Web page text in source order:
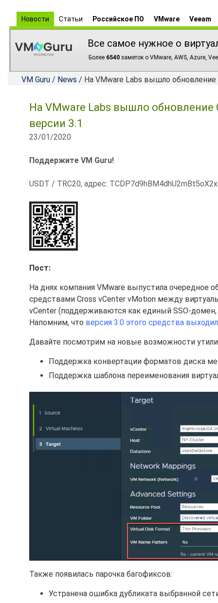
Новости Статьи Российское ПО VMware Veeam
Все самое нужное о
Более 6540 заметок о VMware, AWS, Azure,
VM Guru / News / На VMware Labs вышло обновление
На VMware Labs вышло обновление
версии 3.1
23/01/2020
Поддержите VM Guru!
USDT / TRC20, адрес:
Пост:
На днях компания VMware выпустила очередное
средствами Cross vCenter vMotion между
vCenter (поддерживаются как единый SSO-
Напомним, что версия 3.0 этого средства
Давайте посмотрим на новые возможности
Поддержка конвертации форматов диска
Поддержка шаблона переименования
Также появилась парочка багофиксов:
Устранена ошибка дубликата выбранной